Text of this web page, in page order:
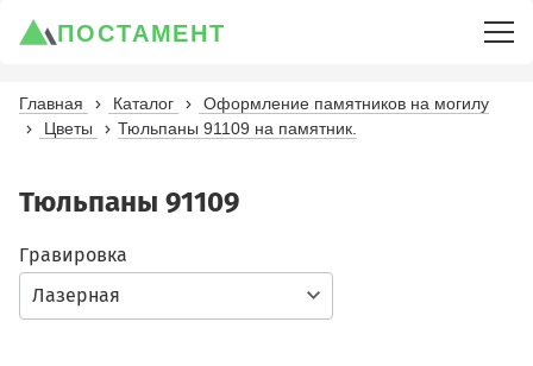
ПОСТАМЕНТ
Главная Каталог
Оформление памятников на могилу
Цветы
Тюльпаны 91109 на памятник.
Тюльпаны 91109
Лазерная
Гравировка